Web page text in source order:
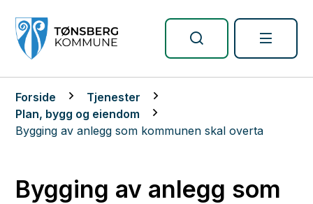
Du er her:
Forside
Tjenester
Plan, bygg og eiendom
Bygging av anlegg som kommunen skal overta
Bygging av anlegg som